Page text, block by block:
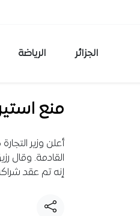
الجزائر الرياضة
منع
أعلن وزير
القادمة. وقال
إنه تم عقد